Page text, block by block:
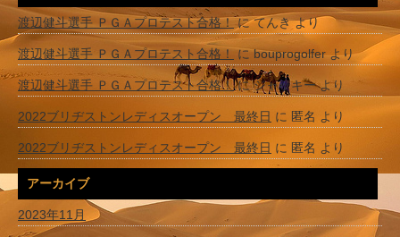
渡辺健斗選手 ＰＧＡプロテスト合格！にてんきより
渡辺健斗選手 ＰＧＡプロテスト合格！ にbouprogolferより
渡辺健斗選手 ＰＧＡプロテスト合格！にジャッキーより
2022ブリヂストンレディスオープン 最終日 に 匿名 より
2022ブリヂストンレディスオープン 最終日 に 匿名 より
アーカイブ
2023年11月